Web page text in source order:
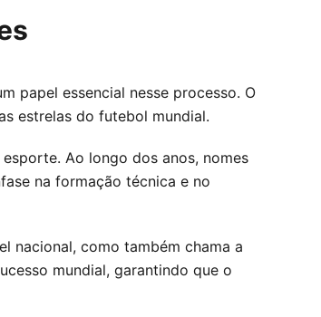
papel essencial nesse processo. O
estrelas do futebol mundial.
Ao longo dos anos, nomes
na formação técnica e no
nacional, como também chama a
mundial, garantindo que o